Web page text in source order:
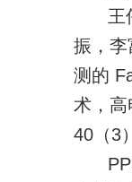
王
振，
测的
术，高
40（3